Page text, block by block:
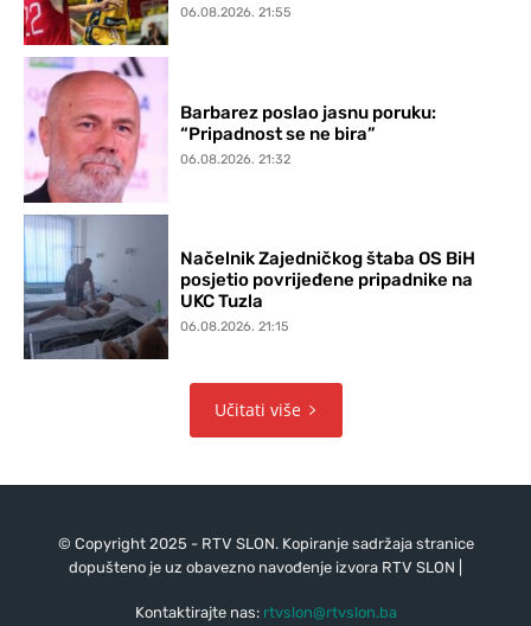
06.08.2026. 21:55
Barbarez poslao jasnu poruku:
“Pripadnost se ne bira”
06.08.2026. 21:32
Načelnik Zajedničkog štaba OS BiH
posjetio povrijeđene pripadnike na
UKC Tuzla
06.08.2026. 21:15
Učitati više
© Copyright 2025 - RTV SLON. Kopiranje sadržaja stranice
dopušteno je uz obavezno navođenje izvora RTV SLON |
Kontaktirajte nas: rtvslon@rtvslon.ba